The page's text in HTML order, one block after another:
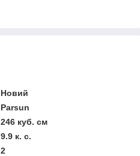
Новий
Parsun
246 куб. см
9.9 к. с.
2